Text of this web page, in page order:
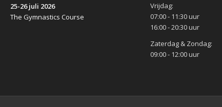
25-26 juli 2026
The Gymnastics Course
Vrijdag:
07:00 - 11:30 uur
16:00 - 20:30 uur
Zaterdag & Zondag:
09:00 - 12:00 uur